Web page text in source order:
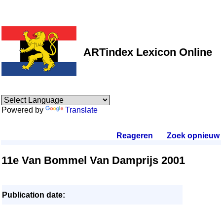
ARTindex Lexicon Online
Powered by Translate
Reageren Zoek opnieuw.
11e Van Bommel Van Damprijs 2001
Publication date: